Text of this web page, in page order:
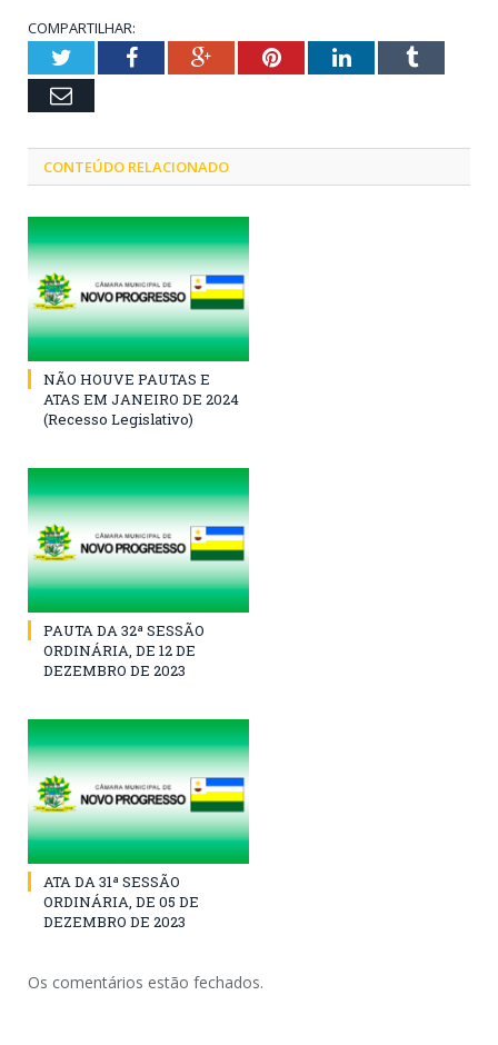
COMPARTILHAR:
TwitterFacebookGoogle+PinterestLinkedInTumblr
Email
CONTEÚDO RELACIONADO
NÃO HOUVE PAUTAS E
ATAS EM JANEIRO DE 2024
(Recesso Legislativo)
PAUTA DA 32ª SESSÃO
ORDINÁRIA, DE 12 DE
DEZEMBRO DE 2023
ATA DA 31ª SESSÃO
ORDINÁRIA, DE 05 DE
DEZEMBRO DE 2023
Os comentários estão fechados.